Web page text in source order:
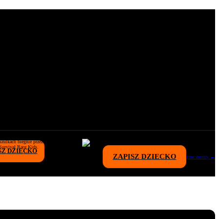
DZIECKO
ZAPISZ DZIECKO Inne eventy →